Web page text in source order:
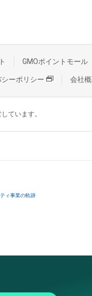
GMOポイントモール
ーポリシー 会社
ています。
ィ事業の軌跡